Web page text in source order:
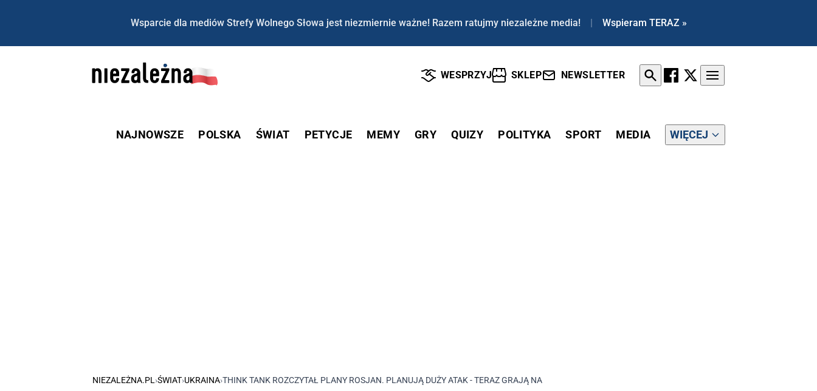
Wsparcie dla mediów Strefy Wolnego Słowa jest niezmiernie ważne! Razem ratujmy niezależne media! | Wspieram TERAZ »
WESPRZYJ SKLEP NEWSLETTER
NAJNOWSZE POLSKA ŚWIAT PETYCJE MEMY GRY QUIZY POLITYKA SPORT MEDIA WIĘCEJ
NIEZALEŻNA.PL ›ŚWIAT›UKRAINA›THINK TANK ROZCZYTAŁ PLANY ROSJAN. PLANUJĄ DUŻY ATAK - TERAZ GRAJĄ NA ODWRÓCENIE UWAGI